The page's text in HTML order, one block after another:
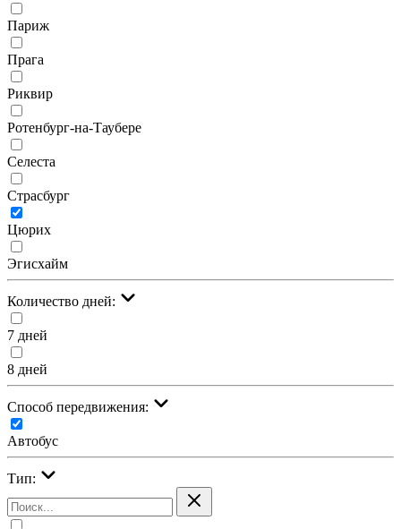
Париж
Прага
Риквир
Ротенбург-на-Таубере
Селеста
Страсбург
Цюрих
Эгисхайм
Количество дней:
7 дней
8 дней
Cпособ передвижения:
Автобус
Тип: